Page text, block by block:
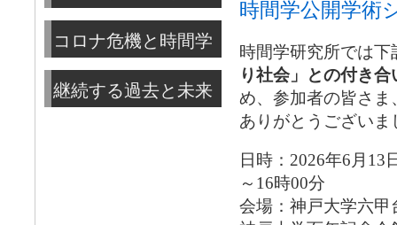
コロナ危機と時間学
継続する過去と未来
時間学公開学術
時間学研究所では下
り社会」との付き合
め、参加者の皆さ
ありがとうございま
日時：2026年6月13
～16時00分
会場：神戸大学六甲